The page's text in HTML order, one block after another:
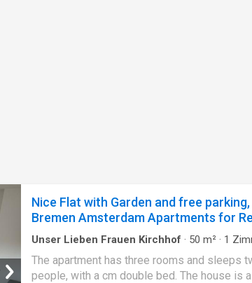
Nice Flat with Garden and free parking,
Bremen Amsterdam Apartments for
Unser Lieben Frauen Kirchhof · 50 m² · 1
The apartment has three rooms and sleeps
people, with a cm double bed. The house is